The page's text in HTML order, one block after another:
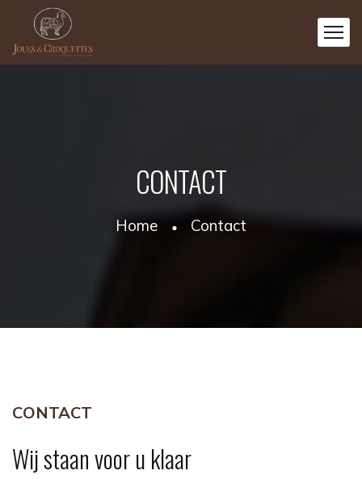
CONTACT
Home Contact
CONTACT
Wijstaanvooru klaar